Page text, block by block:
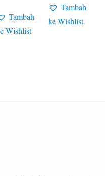
Tambah
Wishlist
Tambah
ke Wishlist